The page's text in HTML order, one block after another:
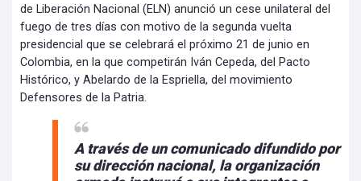
de Liberación Nacional (ELN) anunció un cese unilateral del
fuego de tres días con motivo de la segunda vuelta
presidencial que se celebrará el próximo 21 de junio en
Colombia, en la que competirán Iván Cepeda, del Pacto
Histórico, y Abelardo de la Espriella, del movimiento
Defensores de la Patria.
A través de un comunicado difundido por
su dirección nacional, la organización